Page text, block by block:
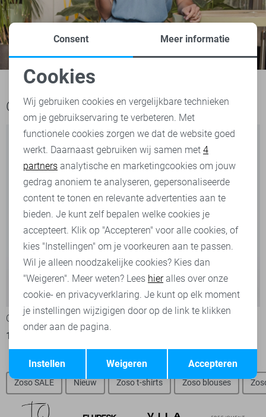
Ook het bekijken waard
-50%
Only Jurk
17,50
-50%
Only Jurk
Zoso SALE Nieuw Zoso t-shirts Zoso blouses
Noodzakelijke cookies
Personalisatie cookies
Analytische cookies
Marketing cookies
Terug Opslaan
Consent Meer informatie
Cookies
Wij gebruiken cookies en vergelijkbare technieken
om je gebruikservaring te verbeteren. Met
functionele cookies zorgen we dat de website goed
werkt. Daarnaast gebruiken wij samen met 4
partners analytische en marketingcookies om jouw
gedrag anoniem te analyseren, gepersonaliseerde
content te tonen en relevante advertenties aan te
bieden. Je kunt zelf bepalen welke cookies je
accepteert. Klik op "Accepteren" voor alle cookies, of
kies "Instellingen" om je voorkeuren aan te passen.
Wil je alleen noodzakelijke cookies? Kies dan
"Weigeren". Meer weten? Lees hieralles over onze
cookie- en privacyverklaring. Je kunt op elk moment
je instellingen wijzigigen door op de link te klikken
onder aan de pagina.
Accepteren
Weigeren
Instellen